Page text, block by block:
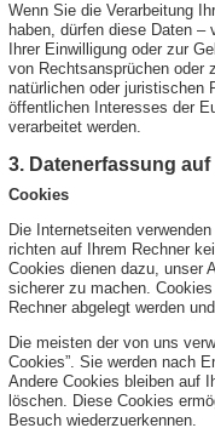
Wenn Sie die Verarbeitung
haben, dürfen diese Daten –
Ihrer Einwilligung oder zur
von Rechtsansprüchen oder
natürlichen oder juristischen
öffentlichen Interesses der
verarbeitet werden.
3. Datenerfassung
Cookies
Die Internetseiten
richten auf Ihrem Rechner
Cookies dienen dazu, unser
sicherer zu machen.
Rechner abgelegt werden
Die meisten der von uns
Cookies”. Sie werden nach
Andere Cookies bleiben auf
löschen. Diese Cookies
Besuch wiederzuerkennen.